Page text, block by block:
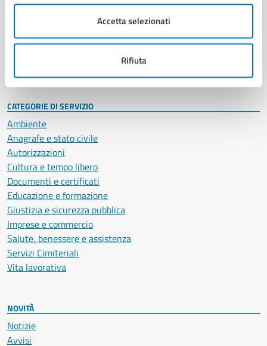
Accetta selezionati
Rifiuta
Enti e fondazioni
Personale amministrativo
Intranet, posta aziendale e protocollo
CATEGORIE DI SERVIZIO
Ambiente
Anagrafe e stato civile
Autorizzazioni
Cultura e tempo libero
Documenti e certificati
Educazione e formazione
Giustizia e sicurezza pubblica
Imprese e commercio
Salute, benessere e assistenza
Servizi Cimiteriali
Vita lavorativa
NOVITÀ
Notizie
Avvisi